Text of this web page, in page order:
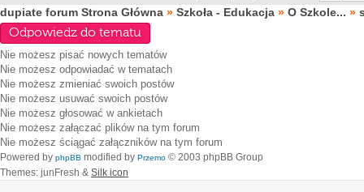
dupiate forum Strona Główna » Szkoła - Edukacja » O Szkole... »
Odpowiedz do tematu
Nie możesz pisać nowych tematów
Nie możesz odpowiadać w tematach
Nie możesz zmieniać swoich postów
Nie możesz usuwać swoich postów
Nie możesz głosować w ankietach
Nie możesz załączać plików na tym forum
Nie możesz ściągać załączników na tym forum
Powered by phpBB modified by Przemo © 2003 phpBB Group
Themes: junFresh & Silk icon